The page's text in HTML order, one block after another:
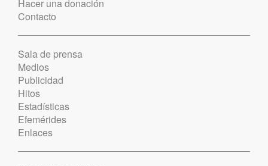
Hacer una donación
Contacto
Sala de prensa
Medios
Publicidad
Hitos
Estadísticas
Efemérides
Enlaces